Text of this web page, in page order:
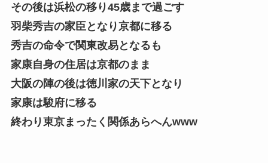
その後は浜松の移り45歳まで過ごす
羽柴秀吉の家臣となり京都に移る
秀吉の命令で関東改易となるも
家康自身の住居は京都のまま
大阪の陣の後は徳川家の天下となり
家康は駿府に移る
終わり東京まったく関係あらへんwww